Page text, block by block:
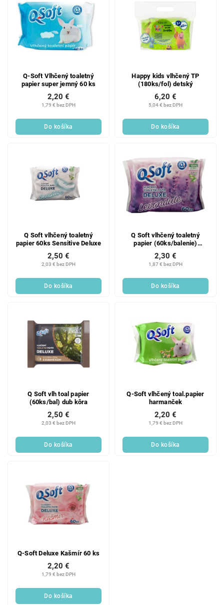
Q-Soft Vlhčený toaletný
papier super jemný 60 ks
1,79 € bez DPH
2,20 €
Do košíka
Happy kids vlhčený TP
(180ks/fol) detský
5,04 € bez DPH
6,20 €
Do košíka
Q Soft vlhčený toaletný
papier 60ks Sensitive Deluxe
2,03 € bez DPH
2,50 €
Do košíka
Q Soft vlhčený toaletný
papier (60ks/balenie)
1,87 € bez DPH
2,30 €
Do košíka
Q Soft vlh toal papier
(60ks/bal) dub kôra
2,03 € bez DPH
2,50 €
Do košíka
Q-Soft vlhčený toal.papier
harmanček
1,79 € bez DPH
2,20 €
Do košíka
Q-Soft Deluxe Kašmír 60 ks
1,79 € bez DPH
2,20 €
Do košíka